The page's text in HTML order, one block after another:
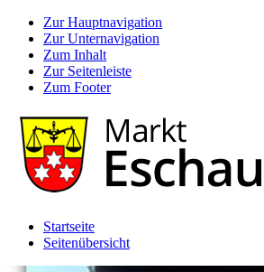
Zur Hauptnavigation
Zur Unternavigation
Zum Inhalt
Zur Seitenleiste
Zum Footer
Startseite
Seitenübersicht